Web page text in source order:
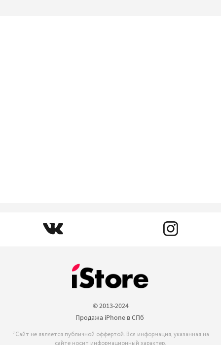
© 2013-2024
Продажа iPhone в СПб
*Сайт не является публичной оффертой. Вся информация, указанная на
сайте носит информационный характер.